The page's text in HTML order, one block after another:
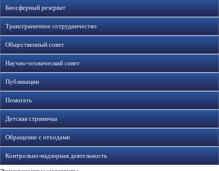
Биосферный резерват
Трансграничное сотрудничество
Общественный совет
Научно-технический совет
Публикации
Помогать
Детская страничка
Обращение с отходами
Контрольно-надзорная деятельность